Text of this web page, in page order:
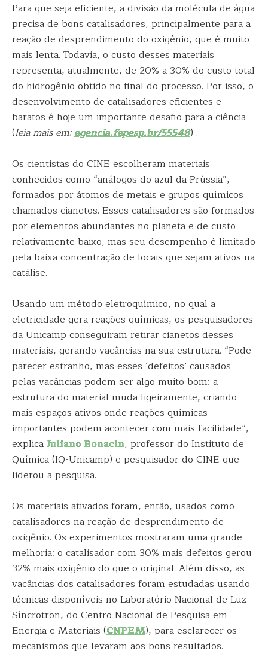
Para que seja eficiente, a divisão da molécula de água
precisa de bons catalisadores, principalmente para a
reação de desprendimento do oxigênio, que é muito
mais lenta. Todavia, o custo desses materiais
representa, atualmente, de 20% a 30% do custo total
do hidrogênio obtido no final do processo. Por isso, o
desenvolvimento de catalisadores eficientes e
baratos é hoje um importante desafio para a ciência
(leia mais em:agencia.fapesp.br/55548) .
Os cientistas do CINE escolheram materiais
conhecidos como “análogos do azul da Prússia”,
formados por átomos de metais e grupos químicos
chamados cianetos. Esses catalisadores são formados
por elementos abundantes no planeta e de custo
relativamente baixo, mas seu desempenho é limitado
pela baixa concentração de locais que sejam ativos na
catálise.
Usando um método eletroquímico, no qual a
eletricidade gera reações químicas, os pesquisadores
da Unicamp conseguiram retirar cianetos desses
materiais, gerando vacâncias na sua estrutura. “Pode
parecer estranho, mas esses ‘defeitos’ causados
pelas vacâncias podem ser algo muito bom: a
estrutura do material muda ligeiramente, criando
mais espaços ativos onde reações químicas
importantes podem acontecer com mais facilidade”,
explicaJuliano Bonacin, professor do Instituto de
Química (IQ-Unicamp) e pesquisador do CINE que
liderou a pesquisa.
Os materiais ativados foram, então, usados como
catalisadores na reação de desprendimento de
oxigênio. Os experimentos mostraram uma grande
melhoria: o catalisador com 30% mais defeitos gerou
32% mais oxigênio do que o original. Além disso, as
vacâncias dos catalisadores foram estudadas usando
técnicas disponíveis no Laboratório Nacional de Luz
Síncrotron, do Centro Nacional de Pesquisa em
Energia e Materiais (CNPEM), para esclarecer os
mecanismos que levaram aos bons resultados.